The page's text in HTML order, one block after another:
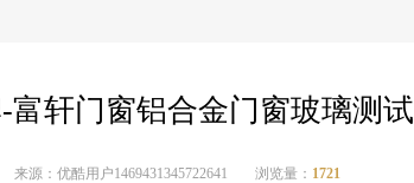
富轩门窗铝合金门窗玻璃测试
来源：优酷用户1469431345722641 浏览量： 1721